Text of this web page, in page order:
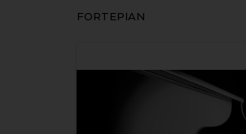
FORTEPIAN